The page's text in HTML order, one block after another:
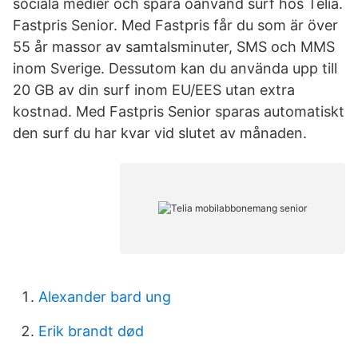
sociala medier och spara oanvänd surf hos Telia.
Fastpris Senior. Med Fastpris får du som är över
55 år massor av samtalsminuter, SMS och MMS
inom Sverige. Dessutom kan du använda upp till
20 GB av din surf inom EU/EES utan extra
kostnad. Med Fastpris Senior sparas automatiskt
den surf du har kvar vid slutet av månaden.
Alexander bard ung
Erik brandt død